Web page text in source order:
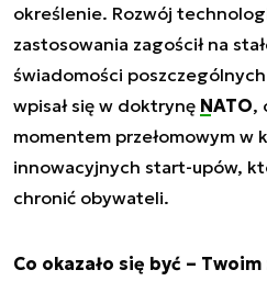
określenie. Rozwój
zastosowania zagościł na
świadomości
wpisał się w doktrynę NATO,
momentem przełomowym w
innowacyjnych start-upów,
chronić obywateli.
Co okazało się być –